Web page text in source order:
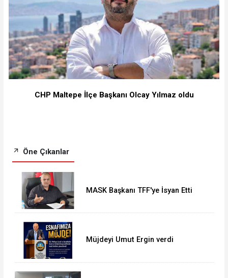
CHP Maltepe İlçe Başkanı Olcay Yılmaz oldu
Öne Çıkanlar
MASK Başkanı TFF'ye İsyan Etti
Müjdeyi Umut Ergin verdi